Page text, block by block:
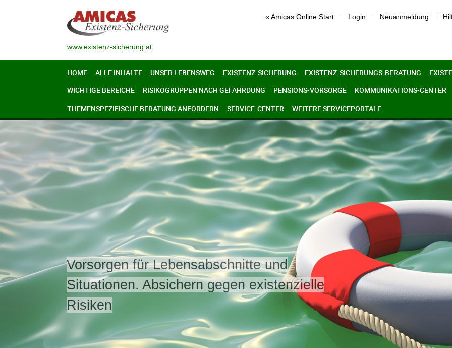
« Amicas Online Start Login Neuanmeldung
www.existenz-sicherung.at
HOME ALLE INHALTE UNSER LEBENSWEG EXISTENZ-SICHERUNG EXISTENZ-SICHERUNGS-BERATUNG
WICHTIGE BEREICHE
RISIKOGRUPPEN NACH GEFÄHRDUNG PENSIONS-VORSORGE KOMMUNIKATIONS-CENTER
THEMENSPEZIFISCHE BERATUNG ANFORDERN
SERVICE-CENTER WEITERE SERVICEPORTALE
Vorsorgen für Lebensabschnitte und
Situationen. Absichern gegen existenzielle
Risiken